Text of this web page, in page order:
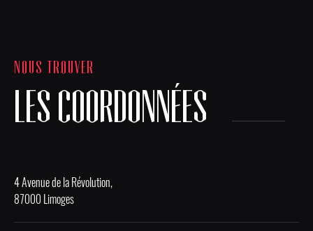
NOUS TROUVER
LES COORDONNÉES
4 Avenue de la Révolution,
87000 Limoges